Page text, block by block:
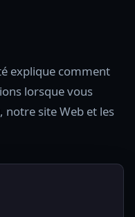
explique comment
lorsque vous
notre site Web et les